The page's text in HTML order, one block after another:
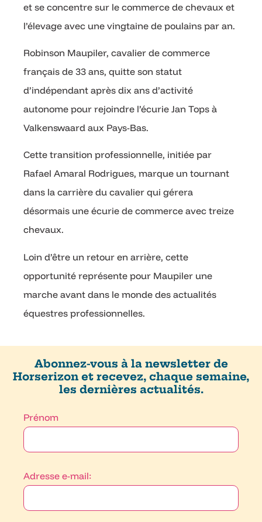
et se concentre sur le commerce de chevaux et
l’élevage avec une vingtaine de poulains par an.
Robinson Maupiler, cavalier de commerce
français de 33 ans, quitte son statut
d’indépendant après dix ans d’activité
autonome pour rejoindre l’écurie Jan Tops à
Valkenswaard aux Pays-Bas.
Cette transition professionnelle, initiée par
Rafael Amaral Rodrigues, marque un tournant
dans la carrière du cavalier qui gérera
désormais une écurie de commerce avec treize
chevaux.
Loin d’être un retour en arrière, cette
opportunité représente pour Maupiler une
marche avant dans le monde des actualités
équestres professionnelles.
Abonnez-vous à la newsletter de
Horserizon et recevez, chaque semaine,
les dernières actualités.
Prénom
Adresse e-mail: